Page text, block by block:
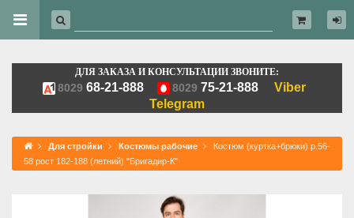
ДЛЯ ЗАКАЗА И КОНСУЛЬТАЦИИ ЗВОНИТЕ:
8029 68-21-888 8029 75-21-888
Viber
Telegram
Для стройки Костюмы рабочие
Костюм (куртка+брюки) р.56-
58 рост 182-188 (летний) "Бригадир-К"